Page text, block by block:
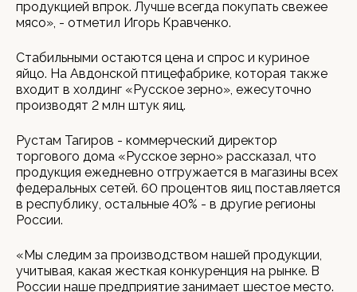
продукцией впрок. Лучше всегда покупать свежее
мясо», - отметил Игорь Кравченко.
Стабильными остаются цена и спрос и куриное
яйцо. На Авдонской птицефабрике, которая также
входит в холдинг «Русское зерно», ежесуточно
производят 2 млн штук яиц.
Рустам Тагиров - коммерческий директор
торгового дома «Русское зерно» рассказал, что
продукция ежедневно отгружается в магазины всех
федеральных сетей. 60 процентов яиц поставляется
в республику, остальные 40% - в другие регионы
России.
«Мы следим за производством нашей продукции,
учитывая, какая жесткая конкуренция на рынке. В
России наше предприятие занимает шестое место.